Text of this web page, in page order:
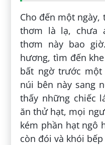
Cho đến một
thơm là lạ, chưa
thơm này bao
hương, tìm đến
bất ngờ trước
núi bên này sang
thấy những chiếc
ăn thử hạt, mọi
kém phần hạt ngô
còn đói và khói